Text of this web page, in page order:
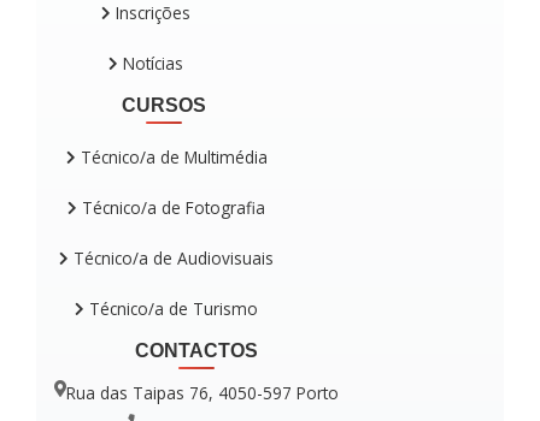
Inscrições
Notícias
CURSOS
Técnico/a de Multimédia
Técnico/a de Fotografia
Técnico/a de Audiovisuais
Técnico/a de Turismo
CONTACTOS
Rua das Taipas 76, 4050-597 Porto